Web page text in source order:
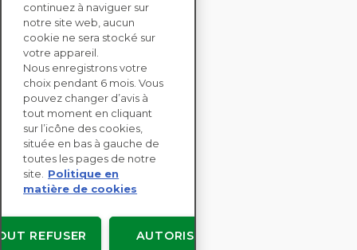
CONTACTEZ-NOUS
SOLUTIONS
ENTERPRISE
ÉVALUATIONS RSE
RESSOURCES
À PROPOS
continuez à naviguer sur
notre site web, aucun
cookie ne sera stocké sur
votre appareil.
Nous enregistrons votre
choix pendant 6 mois. Vous
pouvez changer d’avis à
tout moment en cliquant
sur l’icône des cookies,
située en bas à gauche de
toutes les pages de notre
site.
Politique en
matière de cookies
AUTORISER
REFUSER